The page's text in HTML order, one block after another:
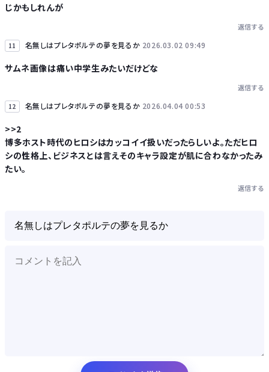
じかもしれんが
返信する
11 名無しはプレタポルテの夢を見るか 2026.03.02 09:49
サムネ画像は痛い中学生みたいだけどな
返信する
12 名無しはプレタポルテの夢を見るか 2026.04.04 00:53
>>2
博多ホスト時代のヒロシはカッコイイ扱いだったらしいよ。ただヒロ
シの性格上、ビジネスとは言えそのキャラ設定が肌に合わなかったみ
たい。
返信する